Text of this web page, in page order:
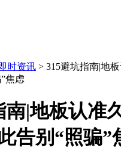
时资讯 > 315避坑指南|地
焦虑
南|地板认准
告别“照骗”